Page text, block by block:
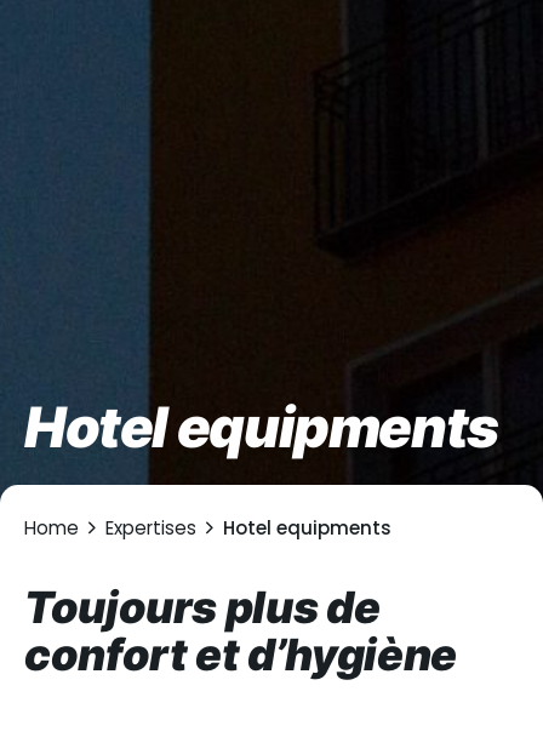
Hotel equipments
Home Expertises Hotel equipments
Toujours plus de
confort et d’hygiène